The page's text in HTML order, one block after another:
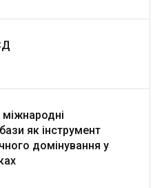
міжнародні
як інструмент
домінування у